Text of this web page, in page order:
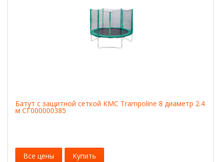
Батут с защитной сеткой КМС Trampoline 8 диаметр 2.4
м СГ000000385
Все цены Купить